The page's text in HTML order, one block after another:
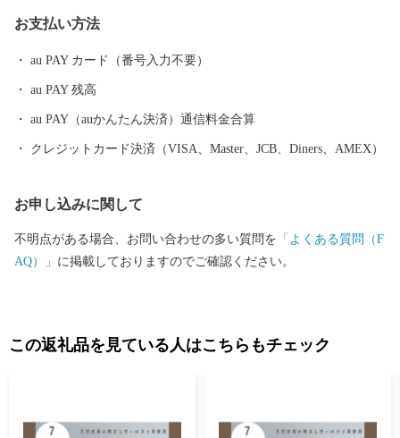
有することから、豊かな農産物が生産されています。
お支払い方法
au PAY カード（番号入力不要）
au PAY 残高
au PAY（auかんたん決済）通信料金合算
クレジットカード決済（VISA、Master、JCB、Diners、AMEX）
お申し込みに関して
不明点がある場合、お問い合わせの多い質問を 「よくある質問（F
AQ）」 に掲載しておりますのでご確認ください。
この返礼品を見ている人はこちらもチェック